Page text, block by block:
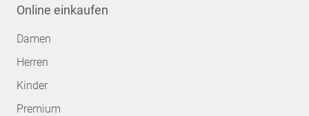
Online einkaufen
Damen
Herren
Kinder
Premium